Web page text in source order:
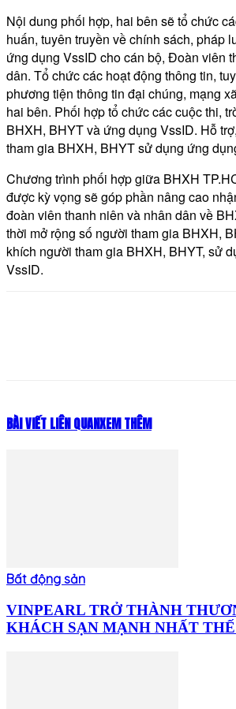
Nội dung phối hợp, hai bên sẽ tổ chức
huấn, tuyên truyền về chính sách, pháp
ứng dụng VssID cho cán bộ, Đoàn viên
dân. Tổ chức các hoạt động thông tin,
phương tiện thông tin đại chúng, mạng
hai bên. Phối hợp tổ chức các cuộc thi,
BHXH, BHYT và ứng dụng VssID. Hỗ
tham gia BHXH, BHYT sử dụng ứng
Chương trình phối hợp giữa BHXH
được kỳ vọng sẽ góp phần nâng cao
đoàn viên thanh niên và nhân dân về
thời mở rộng số người tham gia BHXH,
khích người tham gia BHXH, BHYT, sử
VssID.
BÀI VIẾT LIÊN QUANXEM THÊM
Bất động sản
VINPEARL TRỞ THÀNH
KHÁCH SẠN MẠNH NHẤT